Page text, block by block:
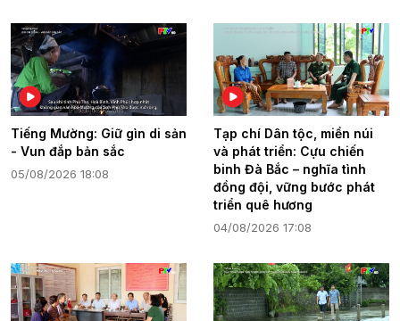
Tiếng Mường: Giữ gìn di sản
- Vun đắp bản sắc
05/08/2026 18:08
Tạp chí Dân tộc, miền núi
và phát triển: Cựu chiến
binh Đà Bắc – nghĩa tình
đồng đội, vững bước phát
triển quê hương
04/08/2026 17:08